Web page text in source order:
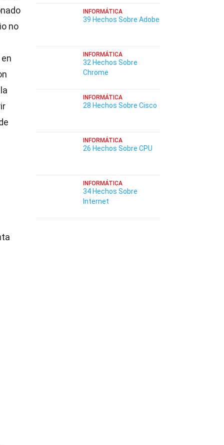
no
INFORMÁTICA
39 Hechos Sobre Adobe
INFORMÁTICA
32 Hechos Sobre
Chrome
INFORMÁTICA
28 Hechos Sobre Cisco
INFORMÁTICA
26 Hechos Sobre CPU
INFORMÁTICA
34 Hechos Sobre
Internet